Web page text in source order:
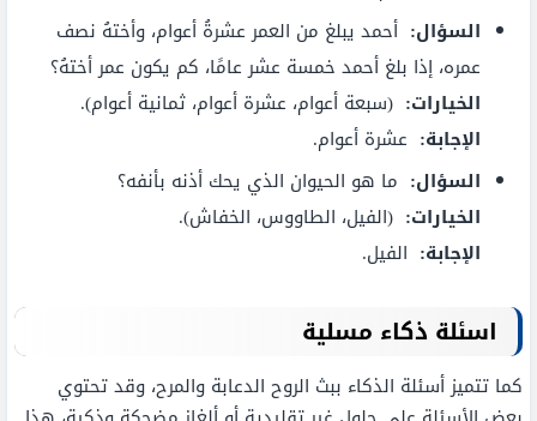
السؤال: أحمد يبلغ من العمر عشرةُ أعوام، وأختهُ نصف
عمره، إذا بلغ أحمد خمسة عشر عامًا، كم يكون عمر أختهُ؟
الخيارات: (سبعة أعوام، عشرة أعوام، ثمانية أعوام).
الإجابة: عشرة أعوام.
السؤال: ما هو الحيوان الذي يحك أذنه بأنفه؟
الخيارات: (الفيل، الطاووس، الخفاش).
الإجابة: الفيل.
اسئلة ذكاء مسلية
كما تتميز أسئلة الذكاء ببث الروح الدعابة والمرح، وقد تحتوي